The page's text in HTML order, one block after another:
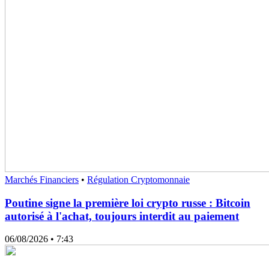
Marchés Financiers • Régulation Cryptomonnaie
Poutine signe la première loi crypto russe : Bitcoin
autorisé à l'achat, toujours interdit au paiement
06/08/2026 • 7:43